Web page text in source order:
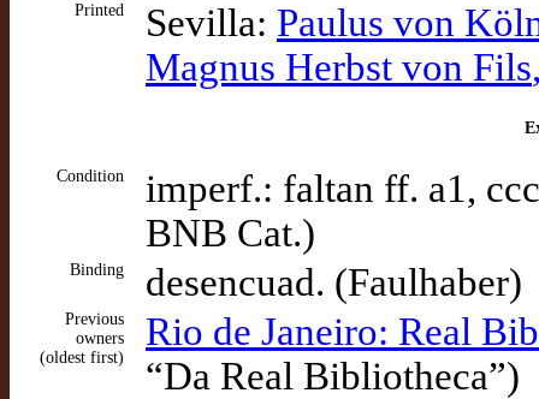
Printed Sevilla: Paulus von
Magnus Herbst von Fils
Condition
imperf.: faltan ff. a1,
BNB Cat.)
Binding desencuad. (Faulhaber)
Previous
owners
(oldest first)
Rio de Janeiro: Real
“Da Real Bibliotheca”)